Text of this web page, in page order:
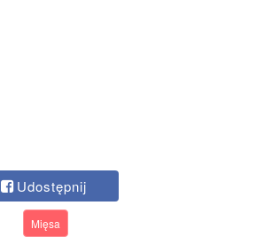
Udostępnij
Mięsa